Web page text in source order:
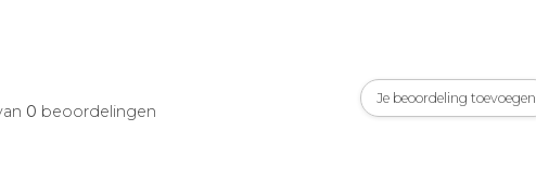
0 beoordelingen
Je beoordeling toevoegen